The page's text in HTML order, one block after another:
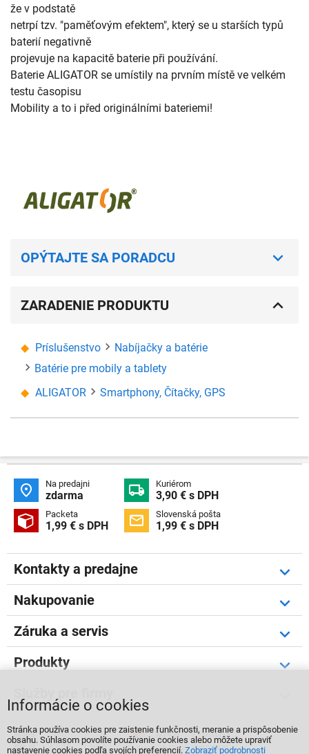
že v podstatě
netrpí tzv. "paměťovým efektem", který se u starších typů
baterií negativně
projevuje na kapacitě baterie při používání.
Baterie ALIGATOR se umístily na prvním místě ve velkém
testu časopisu
Mobility a to i před originálními bateriemi!
OPÝTAJTE SA PORADCU
ZARADENIE PRODUKTU
Príslušenstvo
Nabíjačky a batérie
Batérie pre mobily a tablety
ALIGATOR
Smartphony, Čítačky, GPS
 Na predajni
zdarma  Kuriérom
3,90 € s DPH
 Packeta
1,99 € s DPH  Slovenská pošta
1,99 € s DPH
Kontakty a predajne
Nakupovanie
Záruka a servis
Produkty
  
Informácie o cookies
Stránka používa cookies pre zaistenie funkčnosti, meranie a prispôsobenie
obsahu. Súhlasom povolíte používanie cookies alebo môžete upraviť
nastavenie cookies podľa svojích preferencií. Zobraziť podrobnosti